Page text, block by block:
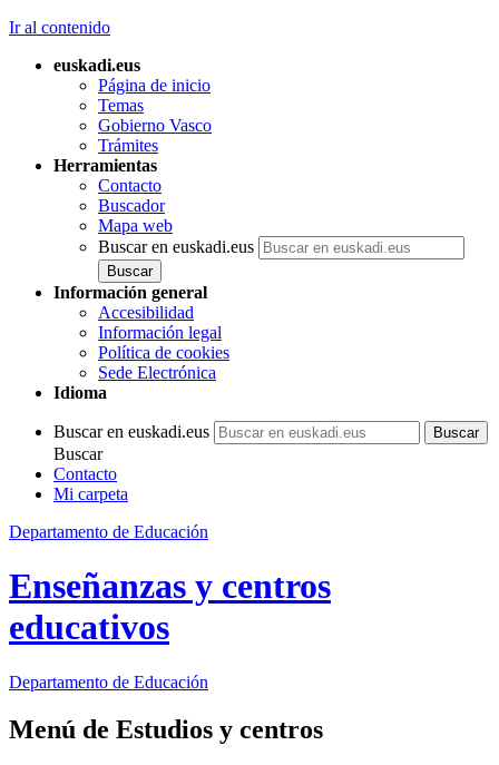
Ir al contenido
euskadi.eus
Página de inicio
Temas
Gobierno Vasco
Trámites
Herramientas
Contacto
Buscador
Mapa web
Buscar en euskadi.eus
Información general
Accesibilidad
Información legal
Política de cookies
Sede Electrónica
Idioma
Buscar en euskadi.eus
Buscar
Contacto
Mi carpeta
Departamento de Educación
Enseñanzas y centros
educativos
Departamento de Educación
Menú de Estudios y centros